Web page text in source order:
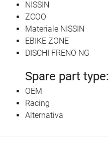
NISSIN
ZCOO
Materiale NISSIN
EBIKE ZONE
DISCHI FRENO NG
Spare part type:
OEM
Racing
Alternativa